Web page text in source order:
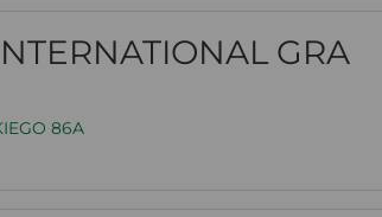
GRA
86A